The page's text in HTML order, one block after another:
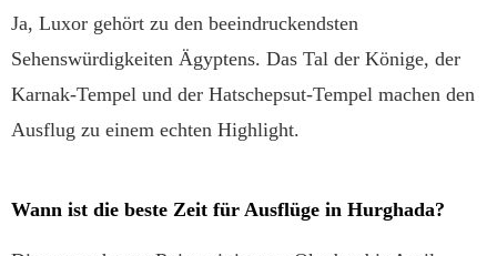
Ja, Luxor gehört zu den beeindruckendsten
Sehenswürdigkeiten Ägyptens. Das Tal der Könige, der
Karnak-Tempel und der Hatschepsut-Tempel machen den
Ausflug zu einem echten Highlight.
Wann ist die beste Zeit für Ausflüge in Hurghada?